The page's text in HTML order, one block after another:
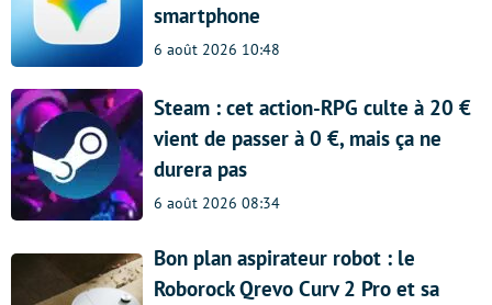
smartphone
6 août 2026 10:48
Steam : cet action-RPG culte à 20 €
vient de passer à 0 €, mais ça ne
durera pas
6 août 2026 08:34
Bon plan aspirateur robot : le
Roborock Qrevo Curv 2 Pro et sa